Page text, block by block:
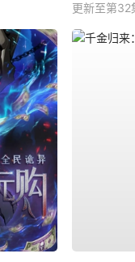
更新至第32